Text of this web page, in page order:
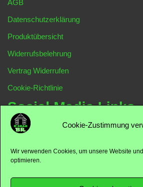
Cookie-Zustimmung
Wir verwenden Cookies, um unsere Website
optimieren.
AGB
Datenschutzerklärung
Produktübersicht
Widerrufsbelehrung
Vertrag Widerrufen
Cookie-Richtlinie
Social Media Links
N-Kram-BR